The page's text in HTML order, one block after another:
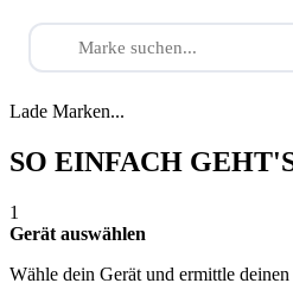
Lade Marken...
SO EINFACH
1
Gerät auswählen
Wähle dein Gerät und ermittle deinen